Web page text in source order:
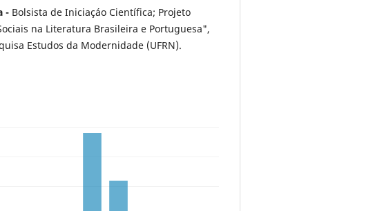
- Bolsista de Iniciaçáo Científica; Projeto
na Literatura Brasileira e Portuguesa",
Estudos da Modernidade (UFRN).